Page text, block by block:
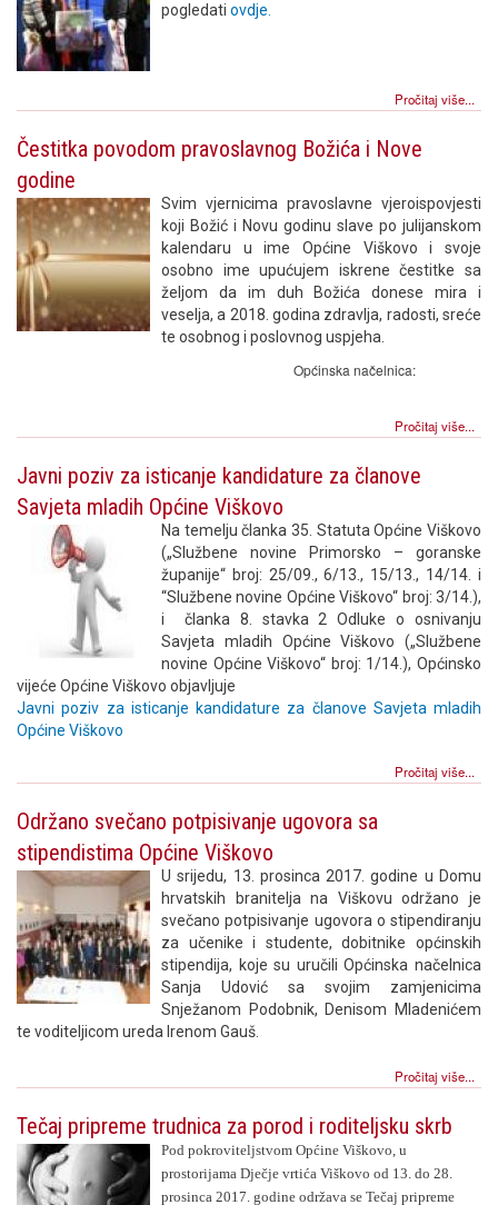
pogledati ovdje.
Pročitaj više...
Čestitka povodom pravoslavnog Božića i Nove
godine
Svim vjernicima pravoslavne vjeroispovjesti
koji Božić i Novu godinu slave po julijanskom
kalendaru u ime Općine Viškovo i svoje
osobno ime upućujem iskrene čestitke sa
željom da im duh Božića donese mira i
veselja, a 2018. godina zdravlja, radosti, sreće
te osobnog i poslovnog uspjeha.
Općinska načelnica:
Pročitaj više...
Javni poziv za isticanje kandidature za članove
Savjeta mladih Općine Viškovo
Na temelju članka 35. Statuta Općine Viškovo
(„Službene novine Primorsko – goranske
županije“ broj: 25/09., 6/13., 15/13., 14/14. i
“Službene novine Općine Viškovo“ broj: 3/14.),
i članka 8. stavka 2 Odluke o osnivanju
Savjeta mladih Općine Viškovo („Službene
novine Općine Viškovo“ broj: 1/14.), Općinsko
vijeće Općine Viškovo objavljuje
Javni poziv za isticanje kandidature za članove Savjeta mladih
Općine Viškovo
Pročitaj više...
Održano svečano potpisivanje ugovora sa
stipendistima Općine Viškovo
U srijedu, 13. prosinca 2017. godine u Domu
hrvatskih branitelja na Viškovu održano je
svečano potpisivanje ugovora o stipendiranju
za učenike i studente, dobitnike općinskih
stipendija, koje su uručili Općinska načelnica
Sanja Udović sa svojim zamjenicima
Snježanom Podobnik, Denisom Mladenićem
te voditeljicom ureda Irenom Gauš.
Pročitaj više...
Tečaj pripreme trudnica za porod i roditeljsku skrb
Pod pokroviteljstvom Općine Viškovo, u
prostorijama Dječje vrtića Viškovo od 13. do 28.
prosinca 2017. godine održava se Tečaj pripreme